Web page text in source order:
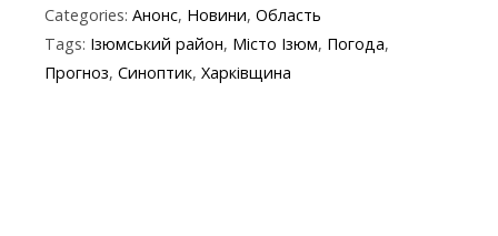
e
b
itt
er
e
gr
er at
s
y
p
t ai
l
Categories: Анонс, Новини, Область
Tags: Ізюмський район, Місто Ізюм, Погода,
Прогноз, Синоптик, Харківщина